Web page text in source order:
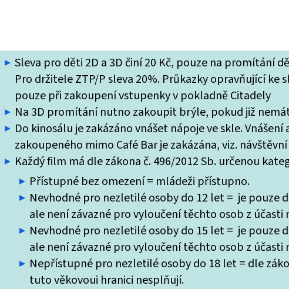
Sleva pro děti 2D a 3D činí 20 Kč, pouze na promítání
Pro držitele ZTP/P sleva 20%. Průkazky opravňující
pouze při zakoupení vstupenky v pokladně Citadely
Na 3D promítání nutno zakoupit brýle, pokud již
Do kinosálu je zakázáno vnášet nápoje ve skle.
zakoupeného mimo Café Bar je zakázána, viz.
Každý film má dle zákona č. 496/2012 Sb. určenou
Přístupné bez omezení = mládeži přístupno.
Nevhodné pro nezletilé osoby do 12 let = je pouze
ale není závazné pro vyloučení těchto osob z účasti
Nevhodné pro nezletilé osoby do 15 let = je pouze
ale není závazné pro vyloučení těchto osob z účasti
Nepřístupné pro nezletilé osoby do 18 let = dle
tuto věkovoui hranici nesplňují.